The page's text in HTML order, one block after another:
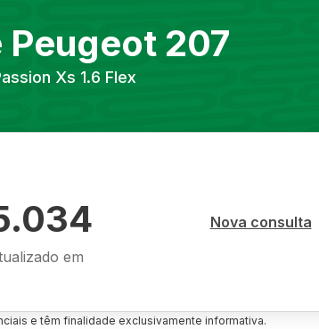
Peugeot 207
Xs 1.6 Flex
em
Nova consulta
e têm finalidade exclusivamente informativa.